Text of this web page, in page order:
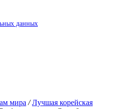
данных
мира /Лучшая корейская